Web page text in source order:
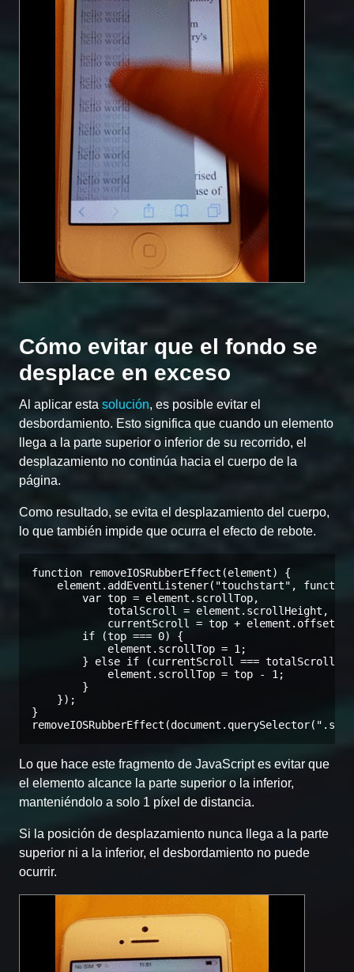
Cómo evitar que el fondo se
desplace en exceso
Al aplicar esta solución, es posible evitar el
desbordamiento. Esto significa que cuando un elemento
llega a la parte superior o inferior de su recorrido, el
desplazamiento no continúa hacia el cuerpo de la
página.
Como resultado, se evita el desplazamiento del cuerpo,
lo que también impide que ocurra el efecto de rebote.
function removeIOSRubberEffect(element) {
element.addEventListener("touchstart",
        var top = element.scrollTop,
            totalScroll = element.scrollHeight,
currentScroll = top +
        if (top === 0) {
            element.scrollTop = 1;
        } else if (currentScroll === totalScroll) {
            element.scrollTop = top - 1;
        }
    });
}
Lo que hace este fragmento de JavaScript es evitar que
el elemento alcance la parte superior o la inferior,
manteniéndolo a solo 1 píxel de distancia.
Si la posición de desplazamiento nunca llega a la parte
superior ni a la inferior, el desbordamiento no puede
ocurrir.